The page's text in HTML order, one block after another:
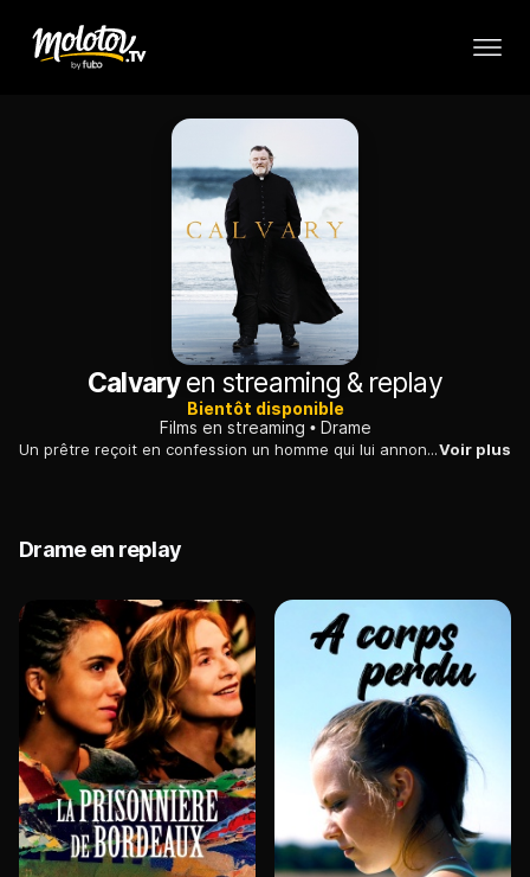
Calvaryen streaming & replay
Bientôt disponible
Films en streaming
Drame
Un prêtre reçoit en confession un homme qui lui annonce vouloir le tuer dans les huit jours, en représailles d'abus sexuels commis par un autre homme d'Eglise.Voir plus
Drame en replay